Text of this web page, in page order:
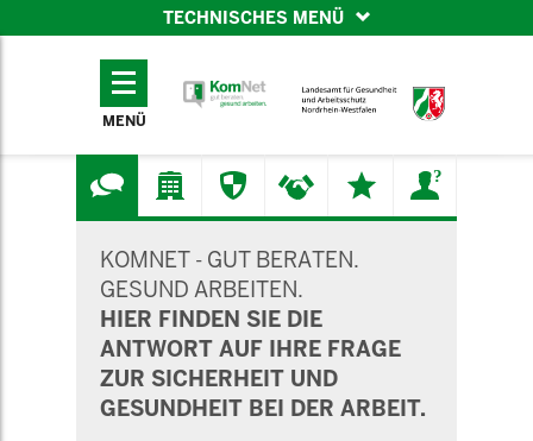
TECHNISCHES MENÜ
TECHNISCHES
MENÜ
KOMNET - GUT BERATEN.
GESUND ARBEITEN.
HIER FINDEN SIE DIE
ANTWORT AUF IHRE FRAGE
ZUR SICHERHEIT UND
GESUNDHEIT BEI DER ARBEIT.